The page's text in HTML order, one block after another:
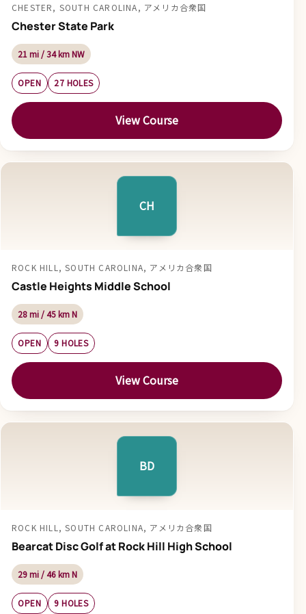
CHESTER, SOUTH CAROLINA, アメリカ合衆国
Chester State Park
21 mi / 34 km NW
OPEN 27 HOLES
View Course
CH
ROCK HILL, SOUTH CAROLINA, アメリカ合衆国
Castle Heights Middle School
28 mi / 45 km N
OPEN 9 HOLES
View Course
BD
ROCK HILL, SOUTH CAROLINA, アメリカ合衆国
Bearcat Disc Golf at Rock Hill High School
29 mi / 46 km N
OPEN 9 HOLES